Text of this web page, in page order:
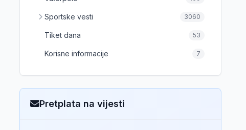
Sportske vesti 3060
Tiket dana 53
Korisne informacije 7
Pretplata na vijesti